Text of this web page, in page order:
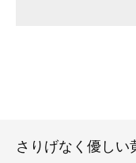
さりげなく優しい